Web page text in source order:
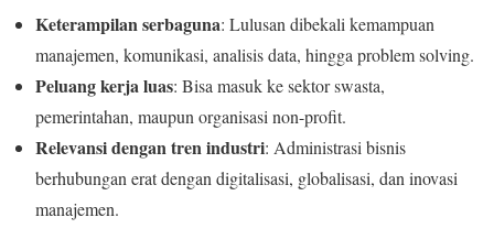
Keterampilan serbaguna: Lulusan dibekali kemampuan
manajemen, komunikasi, analisis data, hingga problem solving.
Peluang kerja luas: Bisa masuk ke sektor swasta,
pemerintahan, maupun organisasi non-profit.
Relevansi dengan tren industri: Administrasi bisnis
berhubungan erat dengan digitalisasi, globalisasi, dan inovasi
manajemen.